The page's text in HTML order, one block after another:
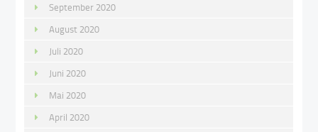
September 2020
August 2020
Juli 2020
Juni 2020
Mai 2020
April 2020